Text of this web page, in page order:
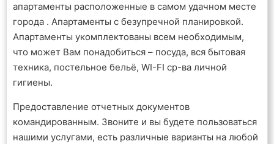
апартаменты расположенные в самом удачном месте
города . Апартаменты с безупречной планировкой.
Апартаменты укомплектованы всем необходимым,
что может Вам понадобиться – посуда, вся бытовая
техника, постельное бельё, WI-FI ср-ва личной
гигиены.
Предоставление отчетных документов
командированным. Звоните и вы будете пользоваться
нашими услугами, есть различные варианты на любой